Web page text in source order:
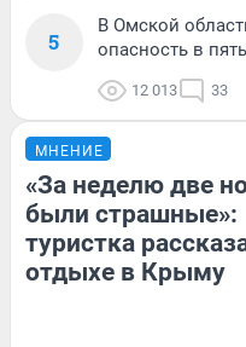
5
В Омской
опасность в
12 013 33
МНЕНИЕ
«За неделю две
были страшные»:
туристка
отдыхе в Крыму